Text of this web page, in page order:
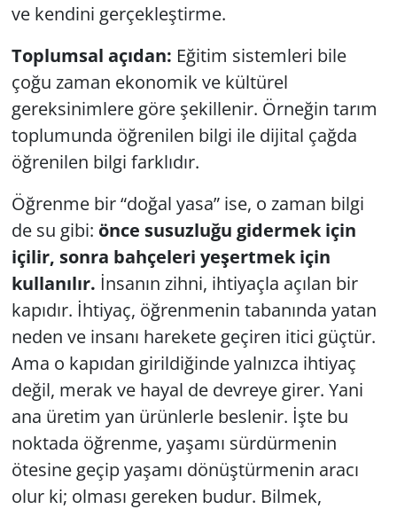
ve kendini gerçekleştirme.
Toplumsal açıdan: Eğitim sistemleri bile
çoğu zaman ekonomik ve kültürel
gereksinimlere göre şekillenir. Örneğin tarım
toplumunda öğrenilen bilgi ile dijital çağda
öğrenilen bilgi farklıdır.
Öğrenme bir “doğal yasa” ise, o zaman bilgi
de su gibi: önce susuzluğu gidermek için
içilir, sonra bahçeleri yeşertmek için
kullanılır. İnsanın zihni, ihtiyaçla açılan bir
kapıdır. İhtiyaç, öğrenmenin tabanında yatan
neden ve insanı harekete geçiren itici güçtür.
Ama o kapıdan girildiğinde yalnızca ihtiyaç
değil, merak ve hayal de devreye girer. Yani
ana üretim yan ürünlerle beslenir. İşte bu
noktada öğrenme, yaşamı sürdürmenin
ötesine geçip yaşamı dönüştürmenin aracı
olur ki; olması gereken budur. Bilmek,
SPOR